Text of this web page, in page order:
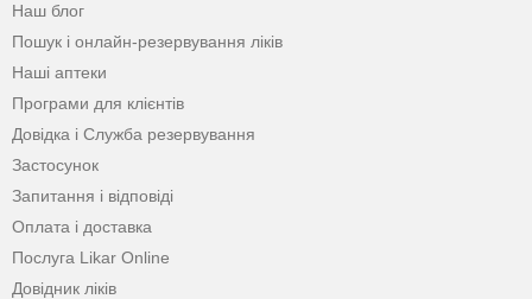
Наш блог
Пошук і онлайн-резервування ліків
Наші аптеки
Програми для клієнтів
Довідка і Служба резервування
Застосунок
Запитання і відповіді
Оплата і доставка
Послуга Likar Online
Довідник ліків